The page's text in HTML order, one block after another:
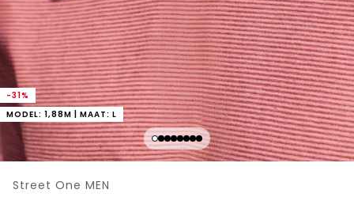
-31%
MODEL: 1,88M | MAAT: L
Street One MEN